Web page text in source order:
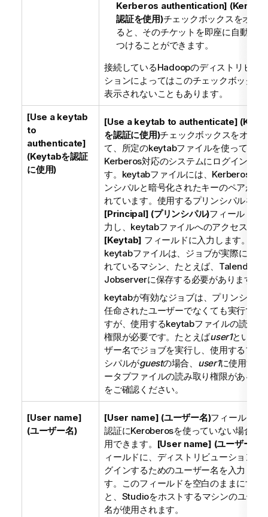
Kerberos authentication]
認証を使用)チェックボックスをオフ
ると、そのチケットを即座に自動的
つけることができます。
接続しているHadoopのディストリビュ
ションによってはこのチェックボックス
表示されないこともあります。
[Use a keytab
to
authenticate]
(Keytabを認証
に使用)
[Use a keytab to authenticate]
を認証に使用)チェックボックスをオンに
て、所定のkeytabファイルを使って
Kerberos対応のシステムにログインしま
す。keytabファイルには、Kerberosの
ンシパルと暗号化されたキーのペアが含
れています。使用するプリンシパルを
[Principal] (プリンシパル)フィールドに
力し、keytabファイルへのアクセスパス
[Keytab] フィールドに入力します。この
keytabファイルは、ジョブが実際に実行
れているマシン、たとえば、 Talend
Jobserverに保存する必要があります。
keytabが有効なジョブは、プリンシパル
任命されたユーザーでなくても実行でき
すが、使用するkeytabファイルの読み取
権限が必要です。たとえばuser1という
ザー名でジョブを実行し、使用するプリ
シパルがguestの場合、 user1に使用する
ータブファイルの読み取り権限があるこ
をご確認ください。
[User name]
(ユーザー名)
[User name] (ユーザー名)フィールドは
認証にKeroberosを使っていない場合に
用できます。 [User name] (ユーザー名)
ィールドに、ディストリビューションに
グインするためのユーザー名を入力しま
す。このフィールドを空白のままにする
と、Studioをホストするマシンのユーザ
名が使用されます。